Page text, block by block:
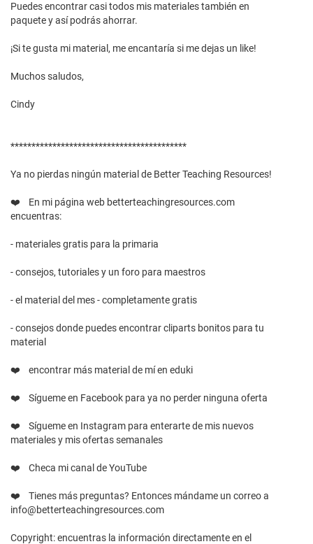
Puedes encontrar casi todos mis materiales también en
paquete y así podrás ahorrar.
¡Si te gusta mi material, me encantaría si me dejas un like!
Muchos saludos,
Cindy
******************************************
Ya no pierdas ningún material de Better Teaching Resources!
❤️ En mi página web betterteachingresources.com
encuentras:
- materiales gratis para la primaria
- consejos, tutoriales y un foro para maestros
- el material del mes - completamente gratis
- consejos donde puedes encontrar cliparts bonitos para tu
material
❤️ encontrar más material de mí en eduki
❤️ Sígueme en Facebook para ya no perder ninguna oferta
❤️ Sígueme en Instagram para enterarte de mis nuevos
materiales y mis ofertas semanales
❤️ Checa mi canal de YouTube
❤️ Tienes más preguntas? Entonces mándame un correo a
info@betterteachingresources.com
Copyright: encuentras la información directamente en el